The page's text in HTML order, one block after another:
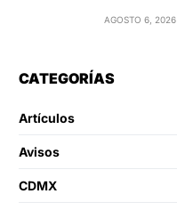
AGOSTO 6, 2026
CATEGORÍAS
Artículos
Avisos
CDMX